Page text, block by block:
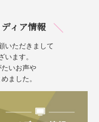
ィア情報
いただきまして
います。
いお声や
ました。